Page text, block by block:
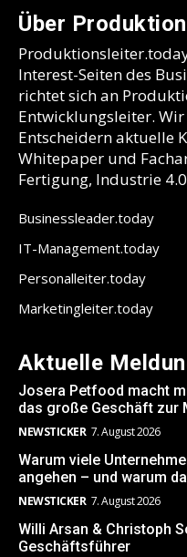
Über
Interest-Seiten des
richtet sich an
Entwicklungsleiter.
Entscheidern aktuelle
Whitepaper und
Fertigung, Industrie
Businessleader.today
IT-Management.today
Personalleiter.today
Marketingleiter.today
Aktuelle
Josera Petfood macht
das große Geschäft zur
NEWSTICKER 7. August 2026
Warum viele
angehen – und warum
NEWSTICKER 7. August 2026
Willi Arsan & Christoph
Geschäftsführer